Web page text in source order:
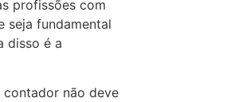
profissões com
seja fundamental
disso é a
contador não deve